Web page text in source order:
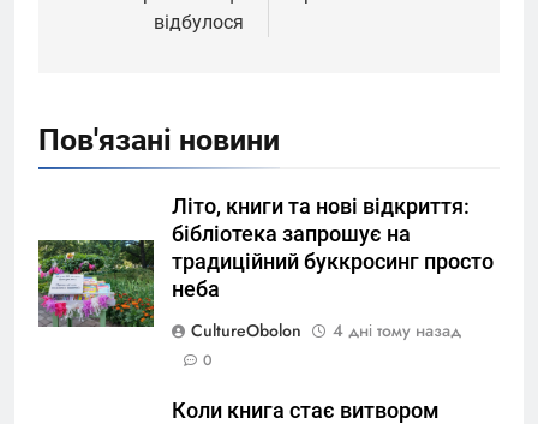
відбулося
Пов'язані новини
Літо, книги та нові відкриття:
бібліотека запрошує на
традиційний буккросинг просто
неба
CultureObolon
4 дні тому назад
0
Коли книга стає витвором